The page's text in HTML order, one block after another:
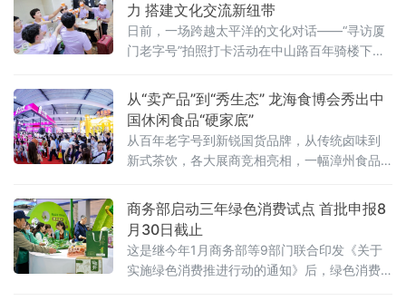
力 搭建文化交流新纽带
日前，一场跨越太平洋的文化对话——“寻访厦
门老字号”拍照打卡活动在中山路百年骑楼下展
国“青年大使”鹭岛行系列活动之一，本次活动在
厦门市外办和厦门市商务局指导下，由外图
（厦门）文化传播有限公司和厦门老字号协会
共同承办。
从“卖产品”到“秀生态” 龙海食博会秀出中
国休闲食品“硬家底”
从百年老字号到新锐国货品牌，从传统卤味到
新式茶饮，各大展商竞相亮相，一幅漳州食品
经济新闻联播深入展会一线，记录这场食品盛
宴的精彩瞬间
商务部启动三年绿色消费试点 首批申报8
月30日截止
这是继今年1月商务部等9部门联合印发《关于
实施绿色消费推进行动的通知》后，绿色消费